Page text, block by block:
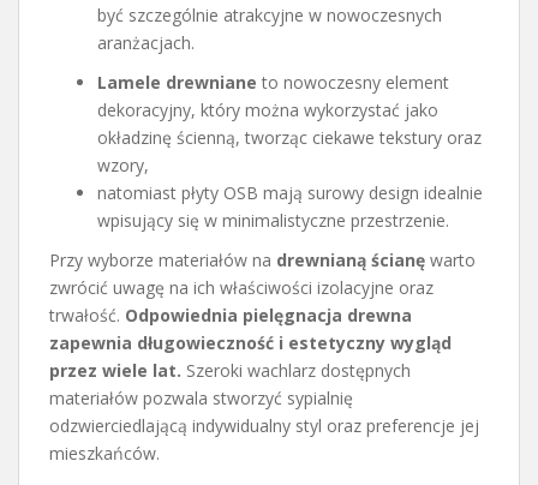
być szczególnie atrakcyjne w nowoczesnych
aranżacjach.
Lamele drewniane to nowoczesny element
dekoracyjny, który można wykorzystać jako
okładzinę ścienną, tworząc ciekawe tekstury oraz
wzory,
natomiast płyty OSB mają surowy design idealnie
wpisujący się w minimalistyczne przestrzenie.
Przy wyborze materiałów na drewnianą ścianę warto
zwrócić uwagę na ich właściwości izolacyjne oraz
trwałość. Odpowiednia pielęgnacja drewna
zapewnia długowieczność i estetyczny wygląd
przez wiele lat. Szeroki wachlarz dostępnych
materiałów pozwala stworzyć sypialnię
odzwierciedlającą indywidualny styl oraz preferencje jej
mieszkańców.